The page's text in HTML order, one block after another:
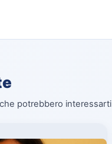
potrebbero interessarti